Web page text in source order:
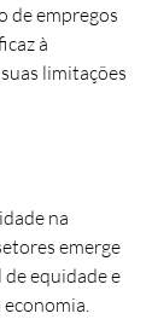
de empregos
à
limitações
na
emerge
equidade e